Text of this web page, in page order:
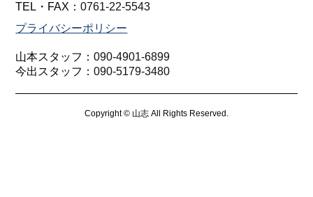
TEL・FAX：0761-22-5543
プライバシーポリシー
山本スタッフ：090-4901-6899
今出スタッフ：090-5179-3480
Copyright © 山志 All Rights Reserved.